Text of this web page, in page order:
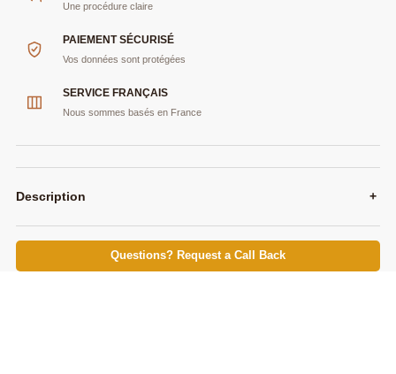
Une procédure claire
PAIEMENT SÉCURISÉ
Vos données sont protégées
SERVICE FRANÇAIS
Nous sommes basés en France
Description +
Questions? Request a Call Back